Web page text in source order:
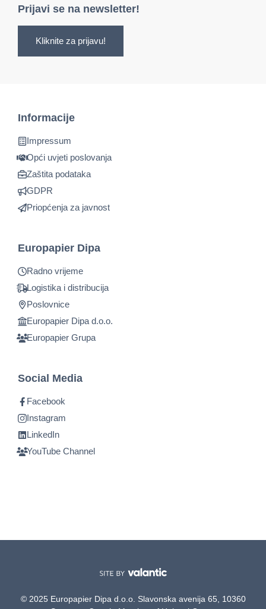
Prijavi se na newsletter!
Kliknite za prijavu!
Informacije
Impressum
Opći uvjeti poslovanja
Zaštita podataka
GDPR
Priopćenja za javnost
Europapier Dipa
Radno vrijeme
Logistika i distribucija
Poslovnice
Europapier Dipa d.o.o.
Europapier Grupa
Social Media
Facebook
Instagram
LinkedIn
YouTube Channel
© 2025 Europapier Dipa d.o.o. Slavonska avenija 65, 10360